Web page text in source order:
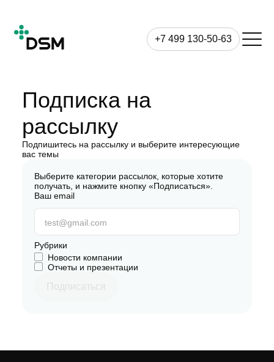
+7 499 130-50-63
Подписка на
рассылку
Подпишитесь на рассылку и выберите интересующие
вас темы
Выберите категории рассылок, которые хотите
получать, и нажмите кнопку «Подписаться».
Ваш email
Рубрики
Новости компании
Отчеты и презентации